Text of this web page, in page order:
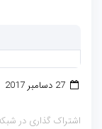
27 دسامبر 2017
اشتراک گذاری در